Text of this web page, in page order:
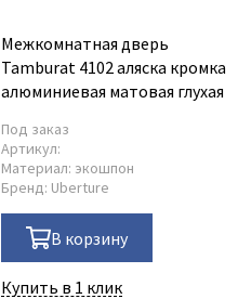
Межкомнатная дверь
Tamburat 4102 аляска кромка
алюминиевая матовая глухая
Под заказ
Артикул:
Материал: экошпон
Бренд: Uberture
В корзину
Купить в 1 клик